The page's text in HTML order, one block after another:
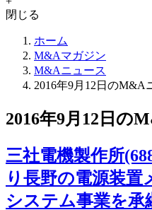
閉じる
ホーム
M&Aマガジン
M&Aニュース
2016年9月12日のM&A
2016年9月12日の
三社電機製作所
り長野の電源装置
システム事業を承